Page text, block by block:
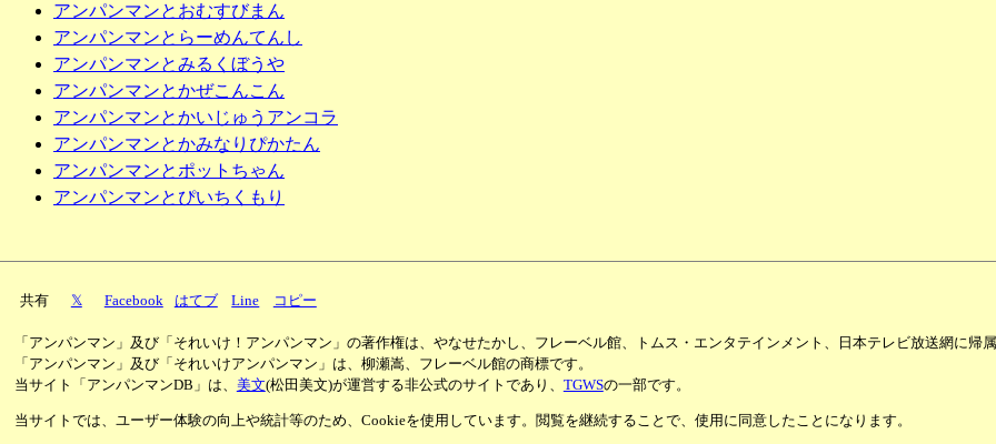
アンパンマンとおむすびまん
アンパンマンとらーめんてんし
アンパンマンとみるくぼうや
アンパンマンとかぜこんこん
アンパンマンとかいじゅうアンコラ
アンパンマンとかみなりぴかたん
アンパンマンとポットちゃん
アンパンマンとぴいちくもり
共有 𝕏 Facebook はてブ Line コピー
「アンパンマン」及び「それいけ！アンパンマン」の著作権は、やなせたかし、フレーベル館、トムス・エンタテインメント、日本テレビ放送網に帰属
「アンパンマン」及び「それいけアンパンマン」は、柳瀬嵩、フレーベル館の商標です。
当サイト「アンパンマンDB」は、 美文(松田美文)が運営する非公式のサイトであり、 TGWSの一部です。
当サイトでは、ユーザー体験の向上や統計等のため、Cookieを使用しています。閲覧を継続することで、使用に同意したことになります。